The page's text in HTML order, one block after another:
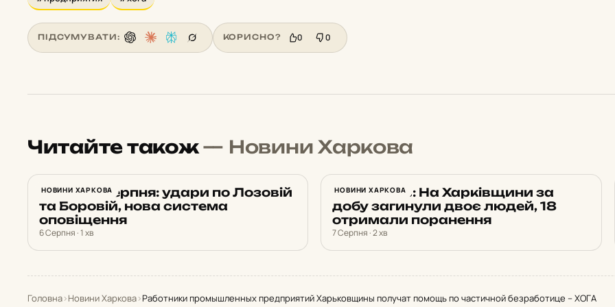
ПІДСУМУВАТИ: КОРИСНО? 0 0
Читайте також— Новини Харкова
НОВИНИ ХАРКОВА
Харків 6 серпня: удари по Лозовій
та Боровій, нова система
оповіщення
6 Серпня · 1 хв
НОВИНИ ХАРКОВА
Синєгубов: На Харківщини за
добу загинули двоє людей, 18
отримали поранення
7 Серпня · 2 хв
Головна›Новини Харкова›Работники промышленных предприятий Харьковщины получат помощь по частичной безработице – ХОГА